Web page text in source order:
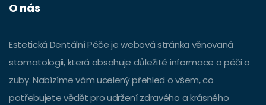
O nás
Estetická Dentální Péče je webová stránka věnovaná
stomatologii, která obsahuje důležité informace o péči o
zuby. Nabízíme vám ucelený přehled o všem, co
potřebujete vědět pro udržení zdravého a krásného